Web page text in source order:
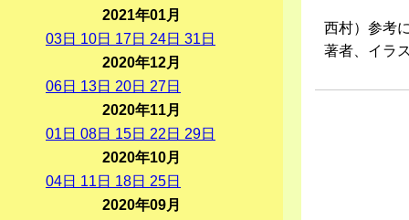
西村）参考
著者、イラ
2021年01月
03日 10日 17日 24日 31 日
2020年12月
06日 13日 20日 27日
2020年11月
01 日 08日 15日 22 日 29日
2020年10月
04日 11 日 18日 25日
2020年09月